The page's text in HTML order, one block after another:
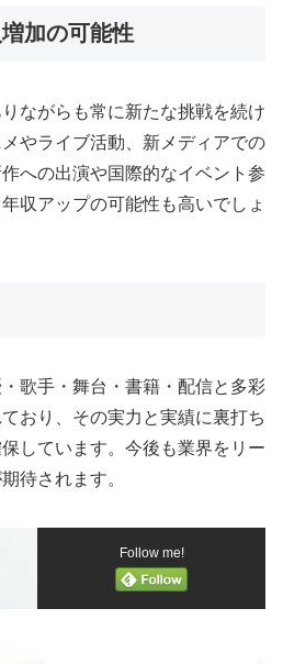
加の可能性
ながらも常に新たな挑戦を続け
やライブ活動、新メディアでの
への出演や国際的なイベント参
収アップの可能性も高いでしょ
歌手・舞台・書籍・配信と多彩
おり、その実力と実績に裏打ち
しています。今後も業界をリー
待されます。
Follow me!